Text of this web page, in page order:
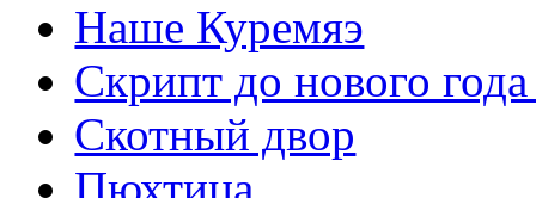
Наше Куремяэ
Скрипт до нового года
Cкотный двор